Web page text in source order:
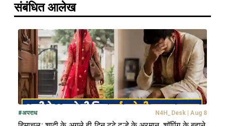
संबंधित आलेख
#अपराध N4H_Desk Aug 8